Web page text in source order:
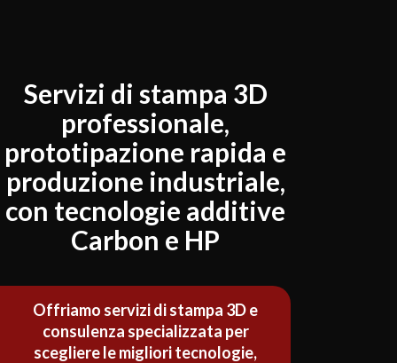
Servizi di stampa 3D
professionale,
prototipazione rapida e
produzione industriale,
con tecnologie additive
Carbon e HP
Offriamo servizi di stampa 3D e
consulenza specializzata per
scegliere le migliori tecnologie,